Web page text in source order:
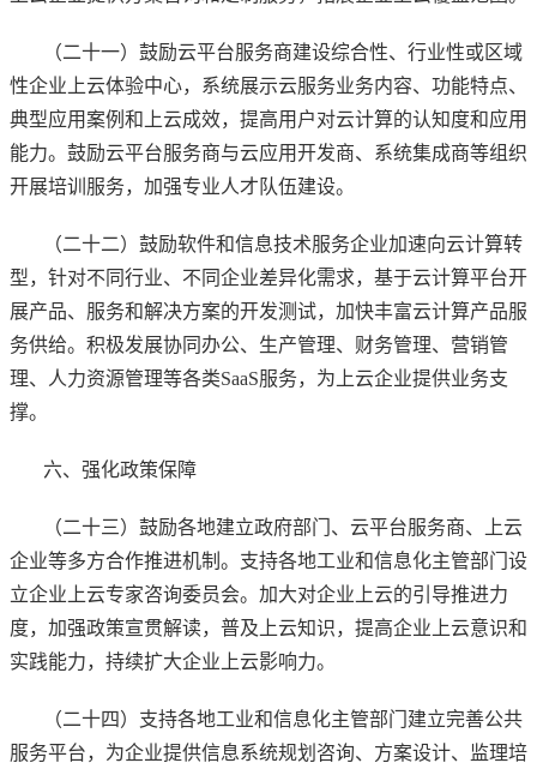
（二十一）鼓励云平台服务商建设综合性、行业性或区域
性企业上云体验中心，系统展示云服务业务内容、功能特点、
典型应用案例和上云成效，提高用户对云计算的认知度和应用
能力。鼓励云平台服务商与云应用开发商、系统集成商等组织
开展培训服务，加强专业人才队伍建设。
（二十二）鼓励软件和信息技术服务企业加速向云计算转
型，针对不同行业、不同企业差异化需求，基于云计算平台开
展产品、服务和解决方案的开发测试，加快丰富云计算产品服
务供给。积极发展协同办公、生产管理、财务管理、营销管
理、人力资源管理等各类SaaS服务，为上云企业提供业务支
撑。
六、强化政策保障
（二十三）鼓励各地建立政府部门、云平台服务商、上云
企业等多方合作推进机制。支持各地工业和信息化主管部门设
立企业上云专家咨询委员会。加大对企业上云的引导推进力
度，加强政策宣贯解读，普及上云知识，提高企业上云意识和
实践能力，持续扩大企业上云影响力。
（二十四）支持各地工业和信息化主管部门建立完善公共
服务平台，为企业提供信息系统规划咨询、方案设计、监理培